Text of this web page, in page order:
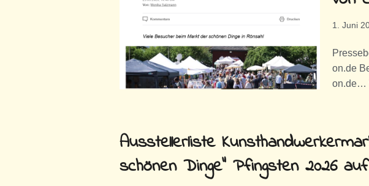
1. Juni
on.de
on.de…
Ausstellerliste
schönen Dinge“ Pfingsten 2026